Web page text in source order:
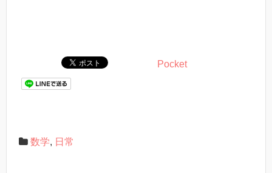
Pocket
数学, 日常